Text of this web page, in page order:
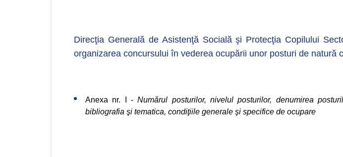
Direcţia Generală de Asistenţă Socială şi Protecţia Copilului
organizarea concursului în vederea ocupării unor posturi de natură
Anexa nr. I - Numărul posturilor, nivelul posturilor, denumirea
bibliografia şi tematica, condiţiile generale şi specifice de ocupare